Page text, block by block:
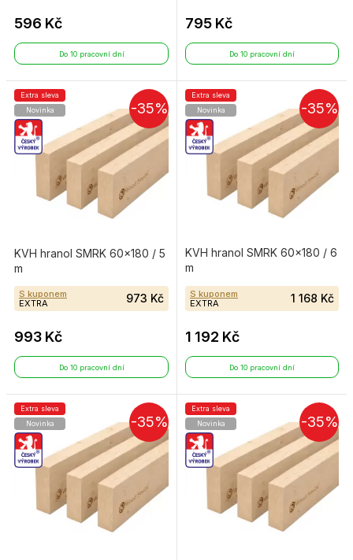
596 Kč
Do 10 pracovní dní
795 Kč
Do 10 pracovní dní
-35%
Extra sleva
Novinka
KVH hranol SMRK 60×180 / 5
m
S kuponem
EXTRA
973 Kč
993 Kč
Do 10 pracovní dní
-35%
Extra sleva
Novinka
KVH hranol SMRK 60×180 / 6
m
S kuponem
EXTRA
1 168 Kč
1 192 Kč
Do 10 pracovní dní
-35%
Extra sleva
Novinka
-35%
Extra sleva
Novinka